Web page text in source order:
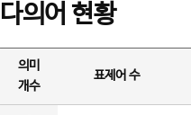
다의어 현황
의미
개수
표제어 수